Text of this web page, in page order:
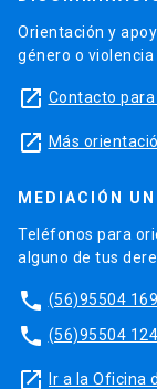
Orientación y
género o violencia
launch Contacto
launch Más
MEDIACIÓN
Teléfonos para
alguno de tus
phone (56)95504
phone (56)95504
launch Ir a la Oficina